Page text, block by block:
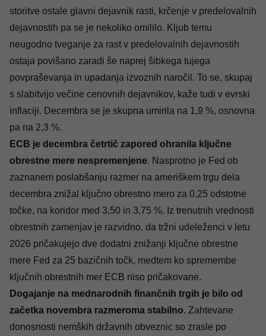
storitve ostale glavni dejavnik rasti, krčenje v predelovalnih
dejavnostih pa se je nekoliko omililo. Kljub temu
neugodno tveganje za rast v predelovalnih dejavnostih
ostaja povišano zaradi še naprej šibkega tujega
povpraševanja in upadanja izvoznih naročil. To se, skupaj
s slabitvijo večine cenovnih dejavnikov, kaže tudi v evrski
inflaciji. Decembra se je skupna umirila na 1,9 %, osnovna
pa na 2,3 %.
ECB je decembra četrtič zapored ohranila ključne
obrestne mere nespremenjene. Nasprotno je Fed ob
zaznanem poslabšanju razmer na ameriškem trgu dela
decembra znižal ključno obrestno mero za 0,25 odstotne
točke, na koridor med 3,50 in 3,75 %. Iz trenutnih vrednosti
obrestnih zamenjav je razvidno, da tržni udeleženci v letu
2026 pričakujejo dve dodatni znižanji ključne obrestne
mere Fed za 25 bazičnih točk, medtem ko spremembe
ključnih obrestnih mer ECB niso pričakovane.
Dogajanje na mednarodnih finančnih trgih je bilo od
začetka novembra razmeroma stabilno. Zahtevane
donosnosti nemških državnih obveznic so zrasle po